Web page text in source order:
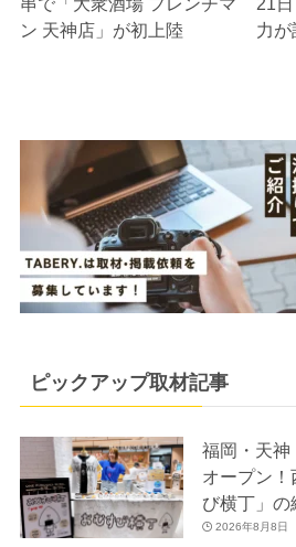
ン 天神店」が初上陸
力が
ピックアップ取材記事
福岡・天神
オープン！
び横丁」
2026年8月8日